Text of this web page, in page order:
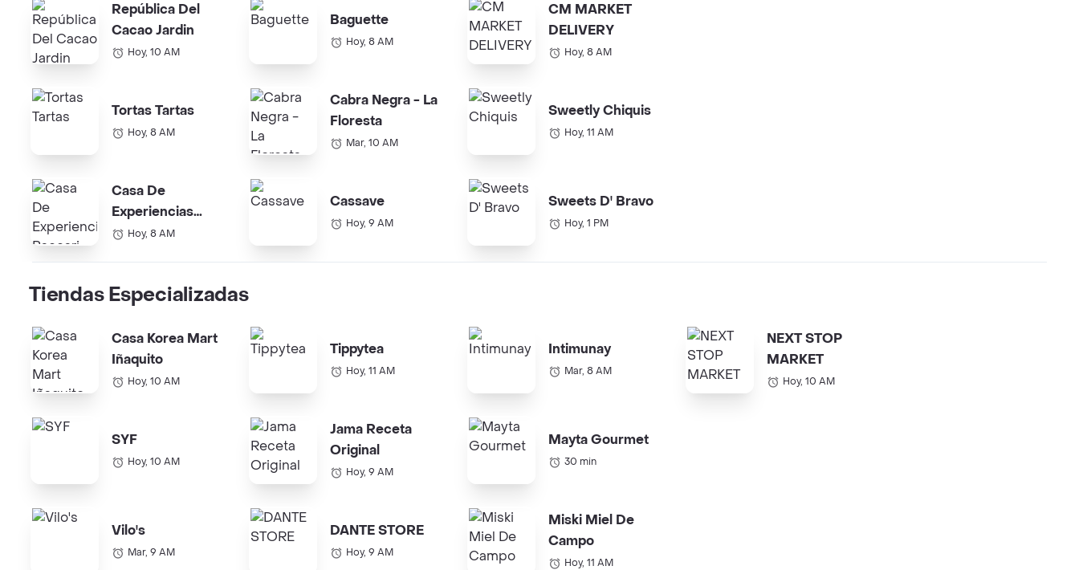
República Del
Cacao Jardin
Hoy, 10 AM
Tortas Tartas
Hoy, 8 AM
Casa De
Experiencias
Paccari Floresta
Hoy, 8 AM
Baguette
Hoy, 8 AM
Cabra Negra - La
Floresta
Mar, 10 AM
Cassave
Hoy, 9 AM
CM MARKET
DELIVERY
Hoy, 8 AM
Sweetly Chiquis
Hoy, 11 AM
Sweets D' Bravo
Hoy, 1 PM
Tiendas Especializadas
Casa Korea Mart
Iñaquito
Hoy, 10 AM
SYF
Hoy, 10 AM
Vilo's
Mar, 9 AM
Tippytea
Hoy, 11 AM
Jama Receta
Original
Hoy, 9 AM
DANTE STORE
Hoy, 9 AM
Intimunay
Mar, 8 AM
Mayta Gourmet
30 min
Miski Miel De
Campo
Hoy, 11 AM
NEXT STOP
MARKET
Hoy, 10 AM